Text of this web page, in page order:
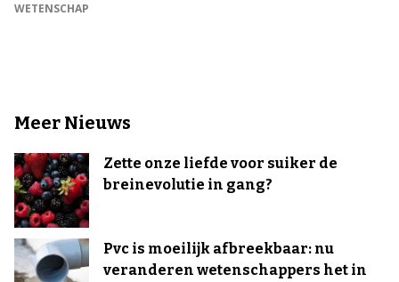
WETENSCHAP
Meer Nieuws
Zette onze liefde voor suiker de
breinevolutie in gang?
Pvc is moeilijk afbreekbaar: nu
veranderen wetenschappers het in